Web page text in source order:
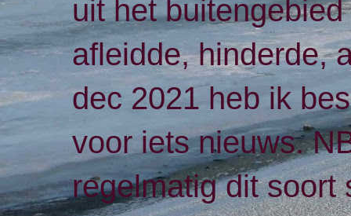
uit het
afleidde, hinderde,
dec 2021 heb ik
voor iets nieuws.
regelmatig dit soort